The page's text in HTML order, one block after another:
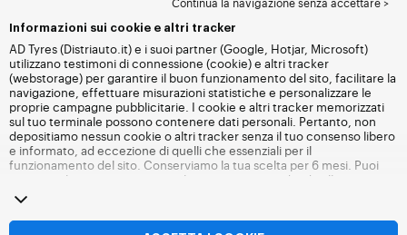
Informazioni sui cookie e altri tracker
AD Tyres (Distriauto.it) e i suoi partner (Google, Hotjar, Microsoft)
utilizzano testimoni di connessione (cookie) e altri tracker
(webstorage) per garantire il buon funzionamento del sito, facilitare la
navigazione, effettuare misurazioni statistiche e personalizzare le
proprie campagne pubblicitarie. I cookie e altri tracker memorizzati
sul tuo terminale possono contenere dati personali. Pertanto, non
depositiamo nessun cookie o altri tracker senza il tuo consenso libero
e informato, ad eccezione di quelli che essenziali per il
funzionamento del sito. Conserviamo la tua scelta per 6 mesi. Puoi
revocare il tuo consenso in qualsiasi momento andando alla
dei cookie e altri tracker
senza accettare il deposito di cookie o altri tracker. Il rifiuto non
impedisce l'accesso ai servizi Distriauto.it. Per maggiori informazioni,